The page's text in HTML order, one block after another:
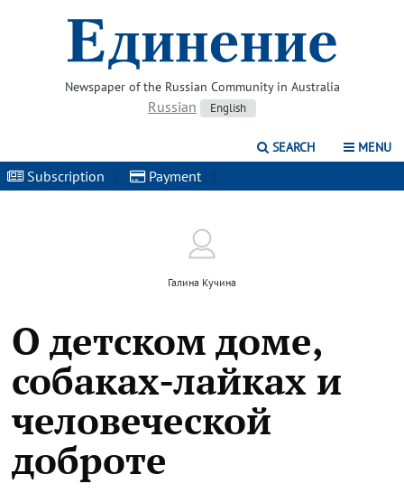
Newspaper of the Russian Community in Australia
Russian English
SEARCH MENU
Subscription | Payment |
Галина Кучина
О детском доме,
собаках-лайках и
человеческой
доброте